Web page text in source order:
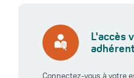
L'accès
Connectez-vous à votre